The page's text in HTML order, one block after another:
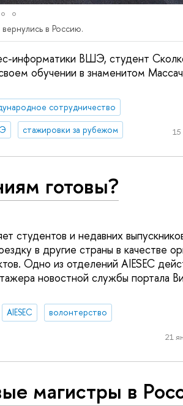
в Россию.
информатики ВШЭ, студент
обучении в знаменитом
сотрудничество
стажировки за рубежом 15
готовы?
студентов и недавних
в другие страны в качестве
Одно из отделений AIESEC
новостной службы портала
AIESEC
волонтерство
21
магистры в